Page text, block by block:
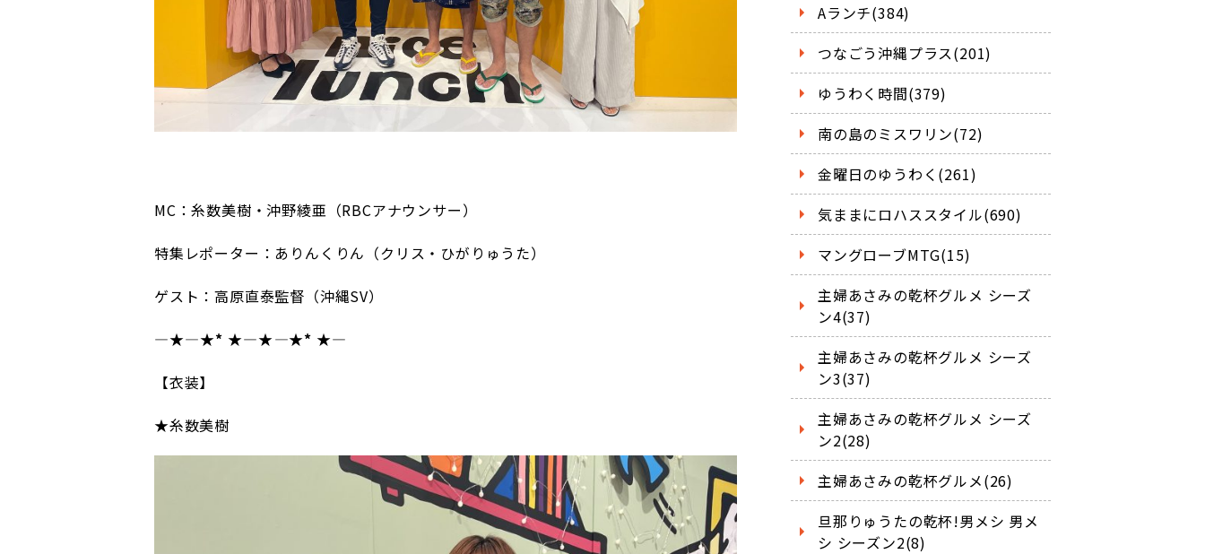
MC：糸数美樹・沖野綾亜（RBCアナウンサー）
特集レポーター：ありんくりん（クリス・ひがりゅうた）
ゲスト：高原直泰監督（沖縄SV）
―★――――★* ★――――★――――★* ★――――
【衣装】
★糸数美樹
Aランチ(384)
つなごう沖縄プラス(201)
ゆうわく時間(379)
南の島のミスワリン(72)
金曜日のゆうわく(261)
気ままにロハススタイル(690)
マングローブMTG(15)
主婦あさみの乾杯グルメ シーズ
ン4(37)
主婦あさみの乾杯グルメ シーズ
ン3(37)
主婦あさみの乾杯グルメ シーズ
ン2(28)
主婦あさみの乾杯グルメ(26)
旦那りゅうたの乾杯!男メシ 男メ
シ シーズン2(8)